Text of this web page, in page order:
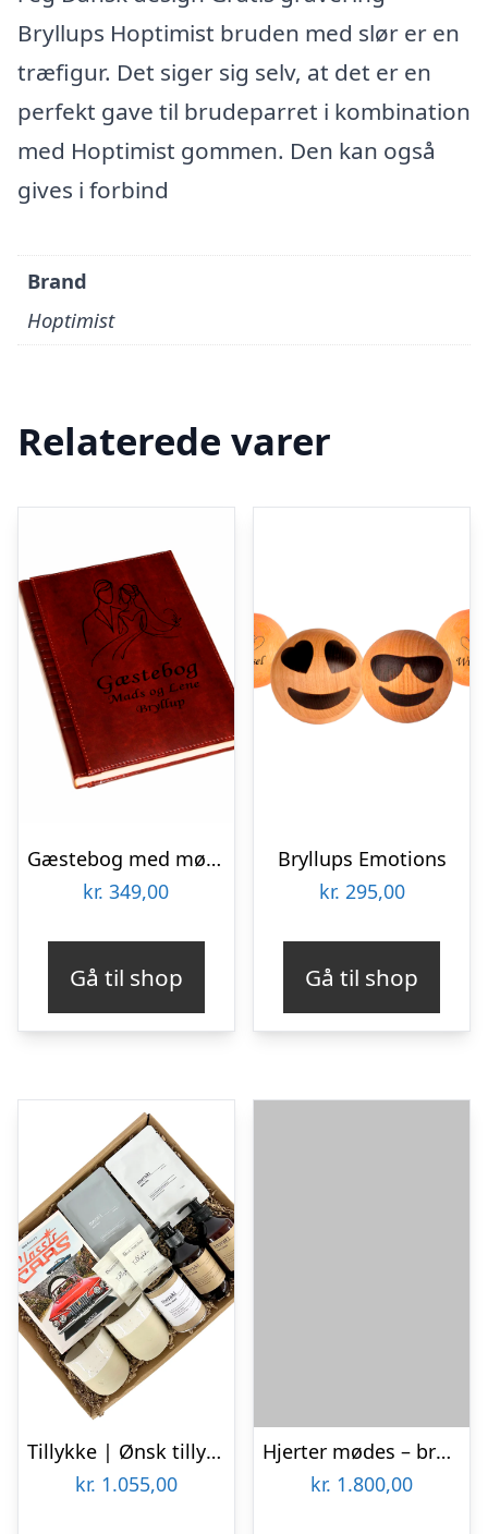
Bryllups Hoptimist bruden med slør er en
træfigur. Det siger sig selv, at det er en
perfekt gave til brudeparret i kombination
med Hoptimist gommen. Den kan også
gives i forbind
Brand
Hoptimist
Relaterede varer
Gæstebog med mønster til Bryllup – Brun – B5
kr. 349,00
Gå til shop
Bryllups Emotions
kr. 295,00
Gå til shop
Tillykke | Ønsk tillykke med brylluppet
kr. 1.055,00
Hjerter mødes – bronzeskulptur med kærlighedspar (bryllupsgave)
kr. 1.800,00